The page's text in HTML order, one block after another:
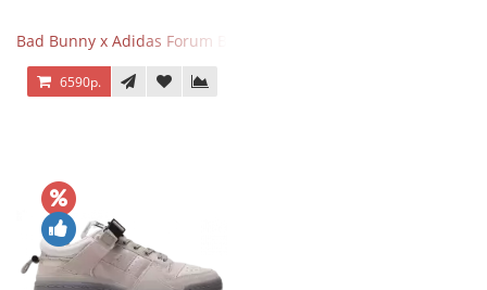
Bad Bunny x Adidas Forum Buckle Low Mint Blue
6590р.